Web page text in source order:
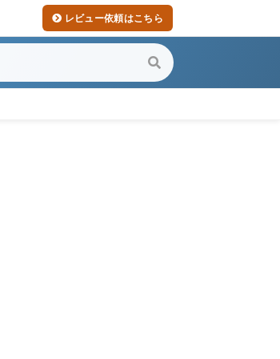
レビュー依頼はこちら